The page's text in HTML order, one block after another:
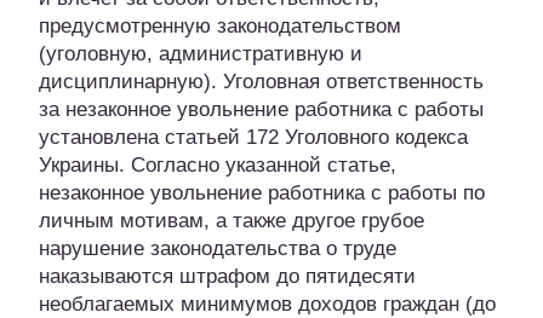
предусмотренную законодательством
(уголовную, административную и
дисциплинарную). Уголовная ответственность
за незаконное увольнение работника с работы
установлена статьей 172 Уголовного кодекса
Украины. Согласно указанной статье,
незаконное увольнение работника с работы по
личным мотивам, а также другое грубое
нарушение законодательства о труде
наказываются штрафом до пятидесяти
необлагаемых минимумов доходов граждан (до